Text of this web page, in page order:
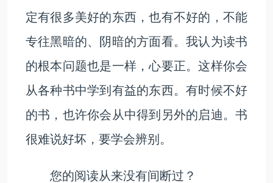
定有很多美好的东西，也有不好的，不能
专往黑暗的、阴暗的方面看。我认为读书
的根本问题也是一样，心要正。这样你会
从各种书中学到有益的东西。有时候不好
的书，也许你会从中得到另外的启迪。书
很难说好坏，要学会辨别。
您的阅读从来没有间断过？